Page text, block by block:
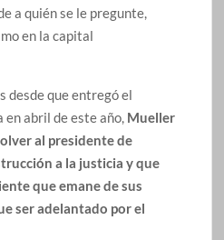
a quién se le pregunte,
en la capital
desde que entregó el
en abril de este año, Mueller
al presidente de
a la justicia y que
que emane de sus
ser adelantado por el